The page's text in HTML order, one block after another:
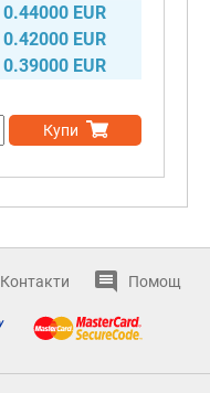
0.44000 EUR
0.42000 EUR
0.39000 EUR
Купи
Контакти Помощ